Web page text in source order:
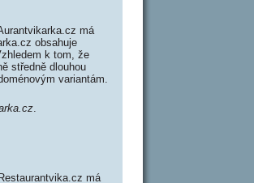
má
obsahuje
k tom, že
středně dlouhou
variantám.
.
má